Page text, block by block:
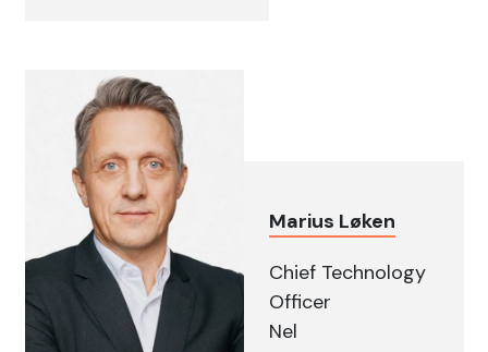
Marius Løken
Chief Technology
Officer
Nel